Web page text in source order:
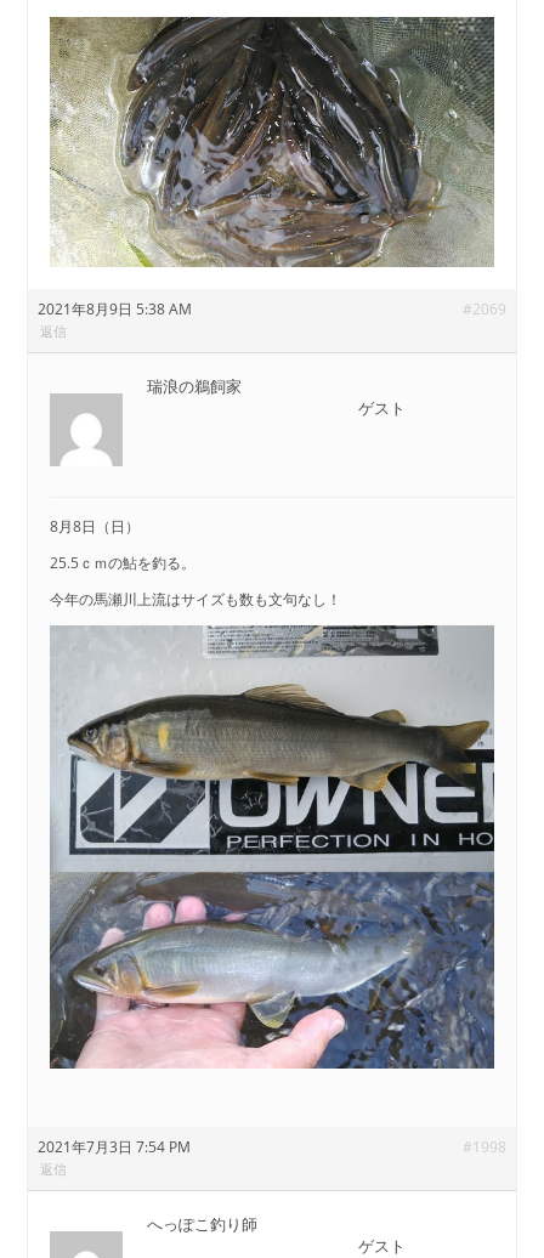
2021年8月9日 5:38 AM #2069
返信
瑞浪の鵜飼家
ゲスト
8月8日（日）
25.5ｃｍの鮎を釣る。
今年の馬瀬川上流はサイズも数も文句なし！
2021年7月3日 7:54 PM #1998
返信
へっぽこ釣り師
ゲスト